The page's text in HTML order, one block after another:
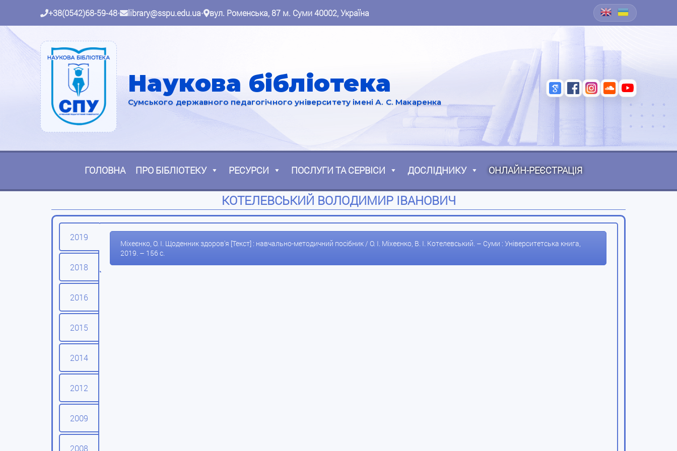
+38(0542)68-59-48• library@sspu.edu.ua• вул. Роменська, 87 м. Суми 40002, Україна
Наукова бібліотека
Сумського державного педагогічного університету імені А. С. Макаренка
ГОЛОВНА ПРО БІБЛІОТЕКУ РЕСУРСИ ПОСЛУГИ ТА СЕРВІСИ ДОСЛІДНИКУ ОНЛАЙН-РЕЄСТРАЦІЯ
КОТЕЛЕВСЬКИЙ ВОЛОДИМИР ІВАНОВИЧ
2019
2018
2016
2015
2014
2012
2009
2008
Міхеєнко, О. І. Щоденник здоров'я [Текст] : навчально-методичний посібник / О. І. Міхеєнко, В. І. Котелевський. – Суми : Університетська книга,
2019. – 156 с.